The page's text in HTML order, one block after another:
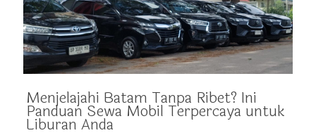
Menjelajahi Batam Tanpa Ribet? Ini
Panduan Sewa Mobil Terpercaya untuk
Liburan Anda